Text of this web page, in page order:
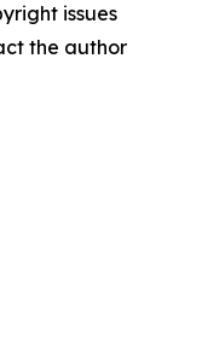
issues
the author